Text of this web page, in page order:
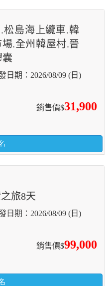
松島海上纜車.韓
.全州韓屋村.晉
囊
2026/08/09 (日)
銷售價$31,900
旅8天
2026/08/09 (日)
銷售價$99,000